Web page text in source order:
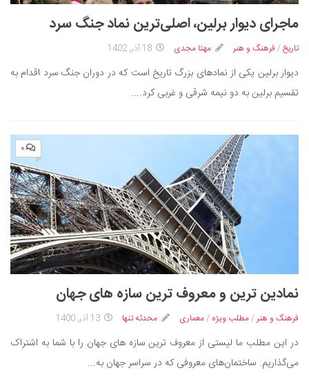
سفر و گردشگری
ایران گردی
جهان گردی
رابطه، عشق و ازدواج
موفقیت و مهارت‌های فردی
تغذیه سالم
بیماری و درمان
کودک و مادر
ورزش و تندرستی
روانشناسی
مراکز پزشکی و دارویی
فرهنگ و هنر
سینما و تئاتر
تلویزیون
ماجرای دیوار برلین، اصلی‌ترین نماد جنگ سرد
تاریخ/ فرهنگ و هنر مهتا مجدی 18 آذر, 1402
دیوار برلین یکی از نمادهای بزرگ تاریخ است که در دوران جنگ سرد اقدام به
تقسیم برلین به دو نیمه شرقی و غربی کرد....
۰
نمادین‌ ترین و معروف‌ ترین سازه های جهان
فرهنگ و هنر/مطلب ویژه /معماری محدثه تنها 13 آذر, 1400
در این مطلب ما لیستی از معروف‌ ترین سازه های جهان را با شما به اشتراک
می‌گذاریم. ساختمان‌های معروفی که در سراسر جهان به...